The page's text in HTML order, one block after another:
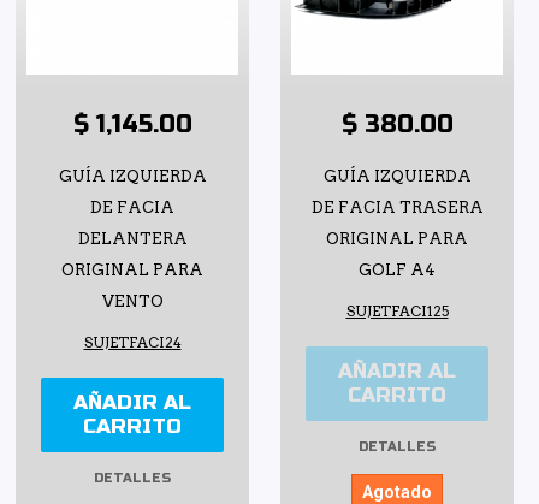
$ 1,145.00
GUÍA IZQUIERDA
DE FACIA
DELANTERA
ORIGINAL PARA
VENTO
SUJETFACI24
AÑADIR AL
CARRITO
DETALLES
$ 380.00
GUÍA IZQUIERDA
DE FACIA TRASERA
ORIGINAL PARA
GOLF A4
SUJETFACI125
AÑADIR AL
CARRITO
DETALLES
Agotado